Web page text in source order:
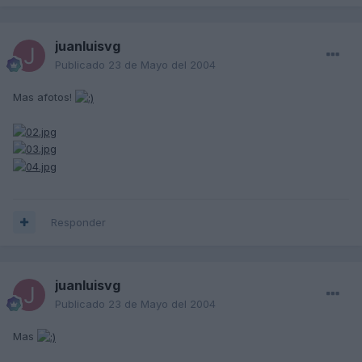
juanluisvg
Publicado 23 de Mayo del 2004
Mas afotos!
Responder
juanluisvg
Publicado 23 de Mayo del 2004
Mas